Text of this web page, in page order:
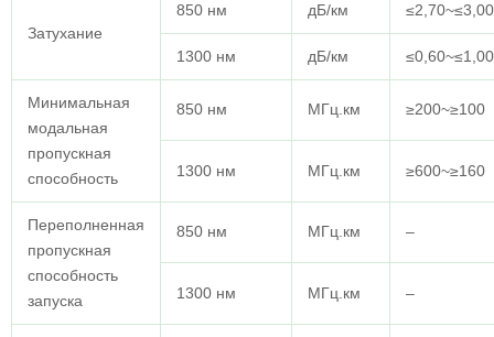
Затухание
850 нм дБ/км ≤2,70~≤3,00
1300 нм дБ/км ≤0,60~≤1,00
Минимальная
модальная
пропускная
способность
850 нм МГц.км ≥200~≥100
1300 нм МГц.км ≥600~≥160
Переполненная
пропускная
способность
запуска
850 нм МГц.км –
1300 нм МГц.км –